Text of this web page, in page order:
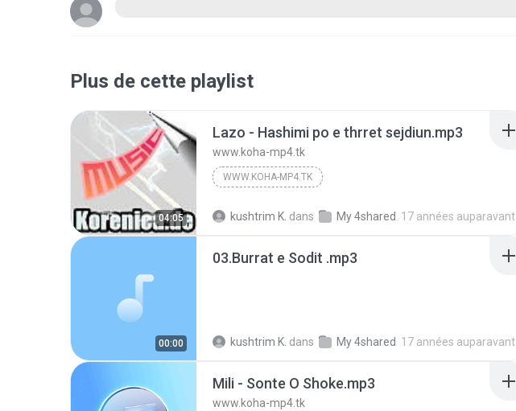
Plus de cette playlist
04:05
Lazo - Hashimi po e thrret sejdiun.mp3
www.koha-mp4.tk
WWW.KOHA-MP4.TK
kushtrim K. dans My 4shared 17 années auparavant
00:00
03.Burrat e Sodit .mp3
kushtrim K. dans My 4shared 17 années auparavant
Mili - Sonte O Shoke.mp3
www.koha-mp4.tk